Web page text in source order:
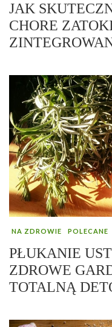
JAK
CHORE
NA ZDROWIE POLECANE
PŁUKANIE
ZDROWE
TOTALNĄ